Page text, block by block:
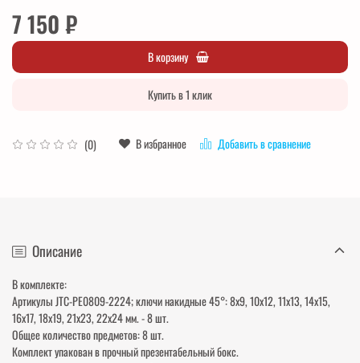
(0) В избранное Добавить в сравнение
7 150 ₽
В корзину
Купить в 1 клик
Описание
В комплекте:
Артикулы JTC-PE0809-2224; ключи накидные 45°: 8х9, 10х12, 11х13, 14х15,
16х17, 18х19, 21х23, 22х24 мм. - 8 шт.
Общее количество предметов: 8 шт.
Комплект упакован в прочный презентабельный бокс.